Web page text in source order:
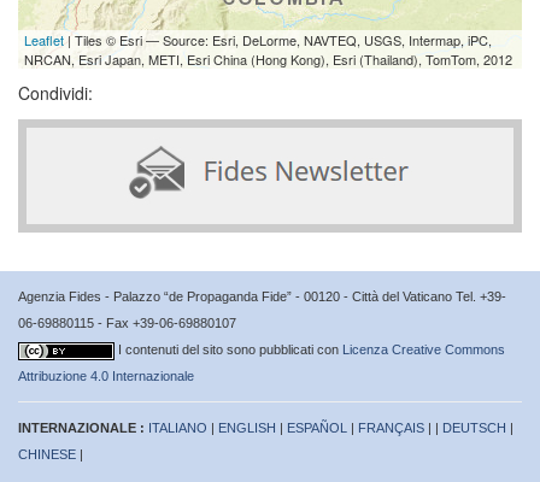
Leaflet| Tiles © Esri — Source: Esri, DeLorme, NAVTEQ, USGS, Intermap, iPC,
NRCAN, Esri Japan, METI, Esri China (Hong Kong), Esri (Thailand), TomTom, 2012
Condividi:
Agenzia Fides - Palazzo “de Propaganda Fide” - 00120 - Città del Vaticano Tel. +39-
06-69880115 - Fax +39-06-69880107
I contenuti del sito sono pubblicati con
Licenza Creative Commons
Attribuzione 4.0 Internazionale
INTERNAZIONALE : ITALIANO ENGLISH ESPAÑOL FRANÇAIS DEUTSCH
CHINESE